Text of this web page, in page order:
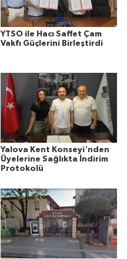
YTSO ile Hacı Saffet Çam
Vakfı Güçlerini Birleştirdi
Yalova Kent Konseyi'nden
Üyelerine Sağlıkta İndirim
Protokolü